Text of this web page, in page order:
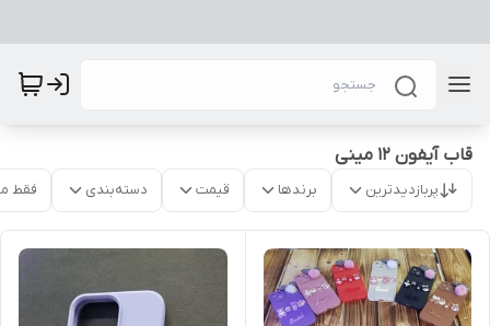
قاب آیفون 12 مینی
پربازدیدترین برندها قیمت دسته‌بندی فقط